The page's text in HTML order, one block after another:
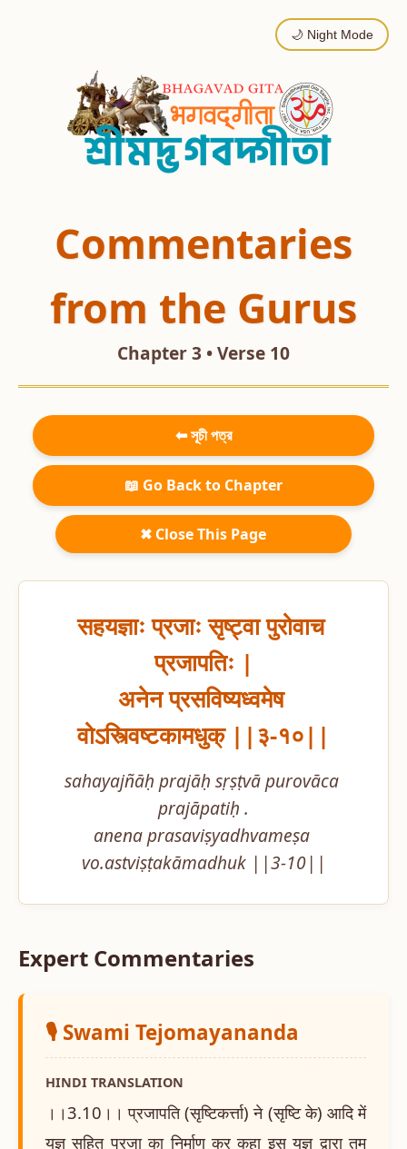
🌙 Night Mode
Commentaries
from the Gurus
Chapter 3 • Verse 10
⬅ সূচী পত্র
📖 Go Back to Chapter
✖ Close This Page
सहयज्ञाः प्रजाः सृष्ट्वा पुरोवाच
प्रजापतिः |
अनेन प्रसविष्यध्वमेष
वोऽस्त्विष्टकामधुक् ||३-१०||
sahayajñāḥ prajāḥ sṛṣṭvā purovāca
prajāpatiḥ .
anena prasaviṣyadhvameṣa
vo.astviṣṭakāmadhuk ||3-10||
Expert Commentaries
🎙️ Swami Tejomayananda
HINDI TRANSLATION
।।3.10।। प्रजापति (सृष्टिकर्त्ता) ने (सृष्टि के) आदि में
यज्ञ सहित प्रजा का निर्माण कर कहा इस यज्ञ द्वारा तुम